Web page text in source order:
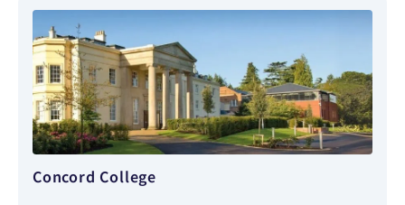
Concord College